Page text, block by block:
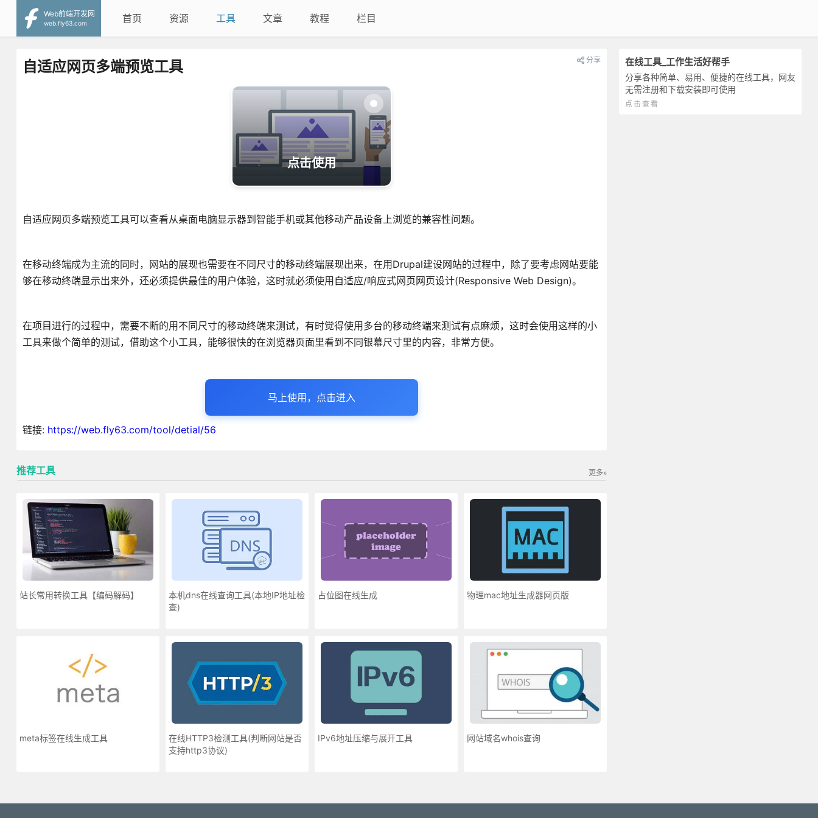
Web前端开发网
web.fly63.com
首页 资源 工具 文章 教程 栏目
在线工具_工作生活好帮手
分享各种简单、易用、便捷的在线工具，网友
无需注册和下载安装即可使用
点击查看
自适应网页多端预览工具 分享
点击使用
自适应网页多端预览工具可以查看从桌面电脑显示器到智能手机或其他移动产品设备上浏览的兼容性问题。
在移动终端成为主流的同时，网站的展现也需要在不同尺寸的移动终端展现出来，在用Drupal建设网站的过程中，除了要考虑网站要能
够在移动终端显示出来外，还必须提供最佳的用户体验，这时就必须使用自适应/响应式网页网页设计(Responsive Web Design)。
在项目进行的过程中，需要不断的用不同尺寸的移动终端来测试，有时觉得使用多台的移动终端来测试有点麻烦，这时会使用这样的小
工具来做个简单的测试，借助这个小工具，能够很快的在浏览器页面里看到不同银幕尺寸里的内容，非常方便。
马上使用，点击进入
链接: https://web.fly63.com/tool/detial/56
推荐工具 更多»
站长常用转换工具【编码解码】
本机dns在线查询工具(本地IP地址检
查)
占位图在线生成 物理mac地址生成器网页版
meta标签在线生成工具
在线HTTP3检测工具(判断网站是否
支持http3协议)
IPv6地址压缩与展开工具 网站域名whois查询